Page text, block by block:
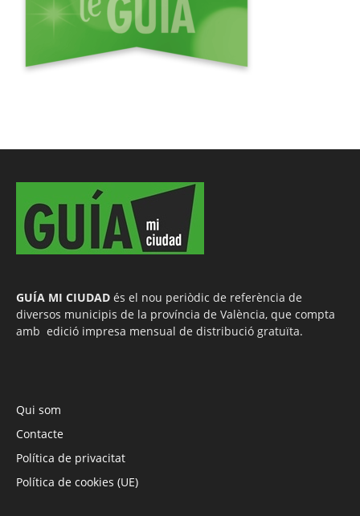
GUÍA MI CIUDAD és el nou periòdic de referència de
diversos municipis de la província de València, que compta
amb edició impresa mensual de distribució gratuïta.
Qui som
Contacte
Política de privacitat
Política de cookies (UE)